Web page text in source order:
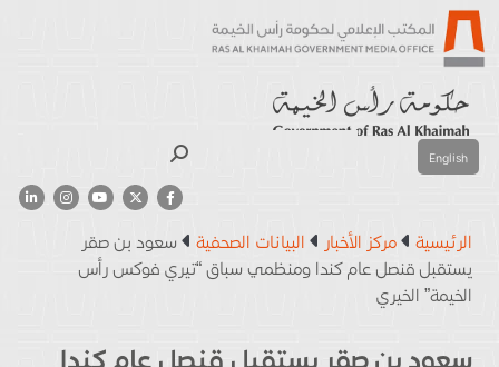
English
الرئيسية مركز الأخبار البيانات الصحفية
سعود بن صقر
يستقبل قنصل عام كندا ومنظمي سباق “تيري فوكس رأس
الخيمة” الخيري